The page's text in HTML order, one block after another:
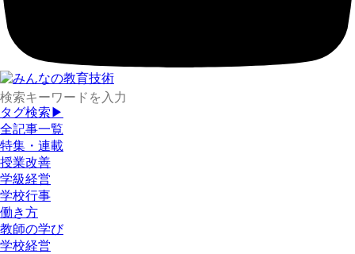
タグ検索▶
全記事一覧
特集・連載
授業改善
学級経営
学校行事
働き方
教師の学び
学校経営